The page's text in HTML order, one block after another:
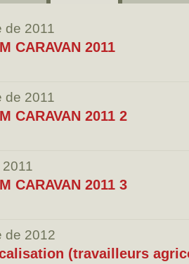
de 2011
CARAVAN 2011
de 2011
CARAVAN 2011 2
CARAVAN 2011 3
de 2012
(travailleurs